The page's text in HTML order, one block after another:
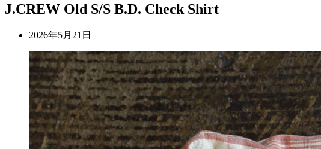
J.CREW Old S/S B.D. Check Shirt
2026年5月21日